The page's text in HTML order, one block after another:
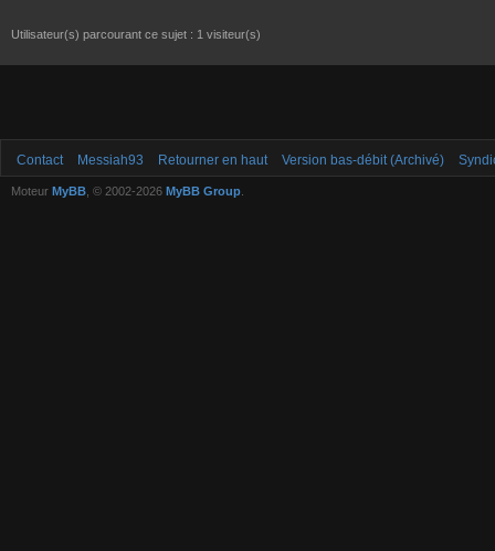
Utilisateur(s) parcourant ce sujet : 1 visiteur(s)
Contact Messiah93 Retourner en haut Version bas-débit (Archivé)
Moteur MyBB , © 2002-2026 MyBB Group